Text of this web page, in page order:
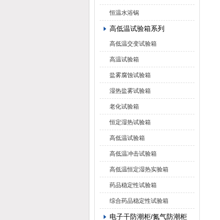
恒温水浴锅
高低温试验箱系列
高低温交变试验箱
高温试验箱
盐雾腐蚀试验箱
湿热盐雾试验箱
老化试验箱
恒定湿热试验箱
高低温试验箱
高低温冲击试验箱
高低温恒定湿热实验箱
药品稳定性试验箱
综合药品稳定性试验箱
电子干防潮柜/氮气防潮柜